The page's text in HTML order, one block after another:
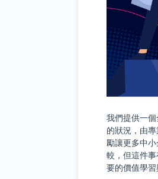
我們提供一
的狀況，由
勵讓更多中
較，但這件
要的價值學習